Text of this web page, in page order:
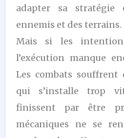
adapter sa stratégie
ennemis et des terrains.
Mais si les
l’exécution manque
Les combats souffrent
qui s’installe trop
finissent par être
mécaniques ne se